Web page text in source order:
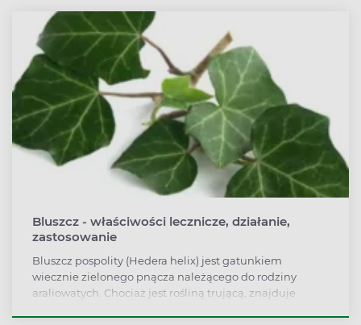
Bluszcz - właściwości lecznicze, działanie,
zastosowanie
Bluszcz pospolity (Hedera helix) jest gatunkiem
wiecznie zielonego pnącza należącego do rodziny
araliowatych. Chociaż jest rośliną trującą, znajduje